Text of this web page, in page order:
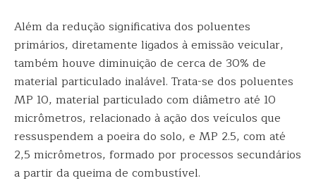
Além da redução significativa dos poluentes
primários, diretamente ligados à emissão veicular,
também houve diminuição de cerca de 30% de
material particulado inalável. Trata-se dos poluentes
MP 10, material particulado com diâmetro até 10
micrômetros, relacionado à ação dos veículos que
ressuspendem a poeira do solo, e MP 2.5, com até
2,5 micrômetros, formado por processos secundários
a partir da queima de combustível.